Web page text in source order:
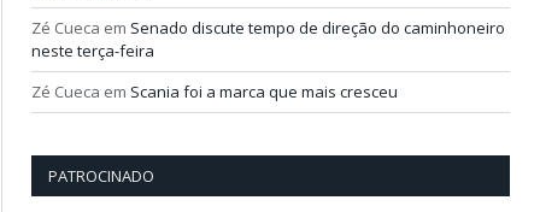
Zé Cueca em Senado discute tempo de direção do caminhoneiro
neste terça-feira
Zé Cueca em Scania foi a marca que mais cresceu
PATROCINADO